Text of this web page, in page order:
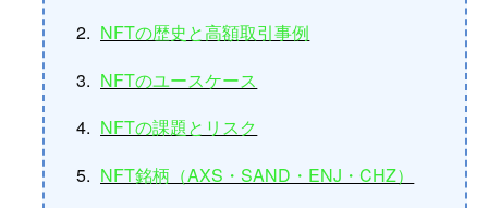
NFTの歴史と高額取引事例
NFTのユースケース
NFTの課題とリスク
NFT銘柄（AXS・SAND・ENJ・CHZ）